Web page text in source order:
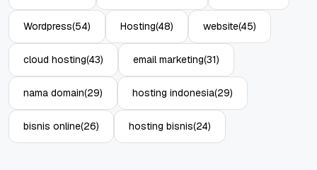
Wordpress(54) Hosting(48) website(45)
cloud hosting(43) email marketing(31)
nama domain(29) hosting indonesia(29)
bisnis online(26) hosting bisnis(24)